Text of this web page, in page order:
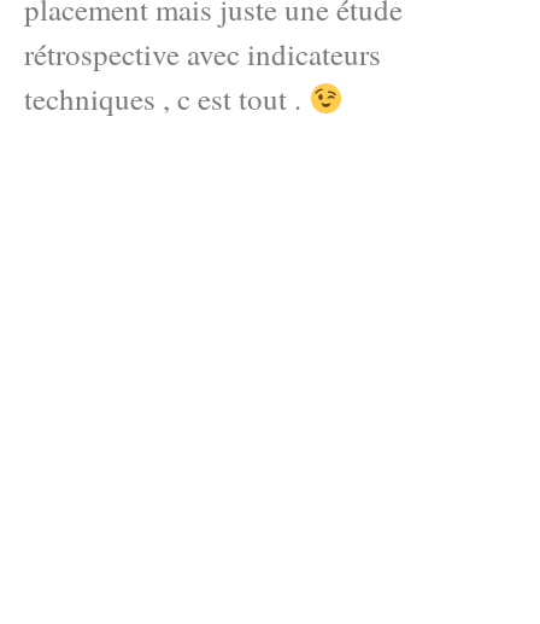
placement mais juste une étude
rétrospective avec indicateurs
techniques , c est tout .